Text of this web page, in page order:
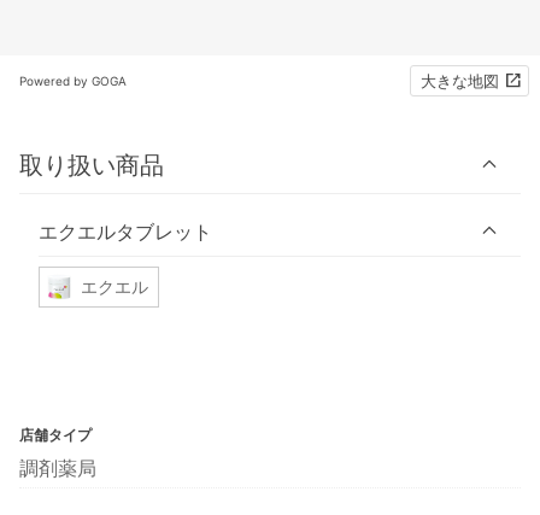
Powered by GOGA 大きな地図
取り扱い商品
エクエルタブレット
エクエル
店舗タイプ
調剤薬局